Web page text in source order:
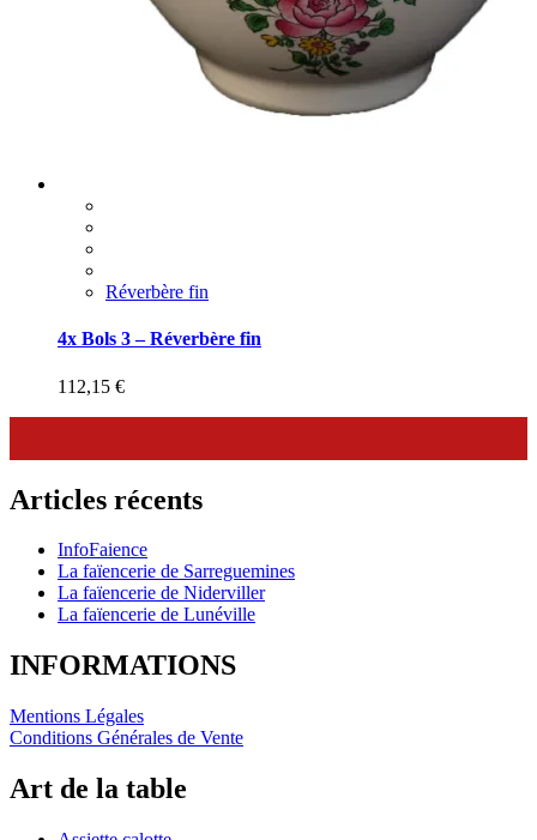
Réverbère fin
4x Bols 3 – Réverbère fin
112,15 €
Articles récents
InfoFaience
La faïencerie de Sarreguemines
La faïencerie de Niderviller
La faïencerie de Lunéville
INFORMATIONS
Mentions Légales
Conditions Générales de Vente
Art de la table